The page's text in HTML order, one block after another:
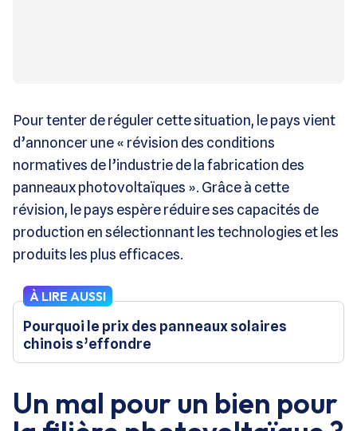
Pour tenter de réguler cette situation, le pays vient
d’annoncer une « révision des conditions
normatives de l’industrie de la fabrication des
panneaux photovoltaïques ». Grâce à cette
révision, le pays espère réduire ses capacités de
production en sélectionnant les technologies et les
produits les plus efficaces.
À LIRE AUSSI
Pourquoi le prix des panneaux solaires
chinois s’effondre
Un mal pour un bien pour